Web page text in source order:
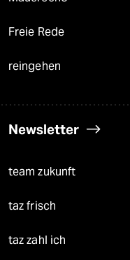
Freie Rede
reingehen
Newsletter
team zukunft
taz frisch
taz zahl ich